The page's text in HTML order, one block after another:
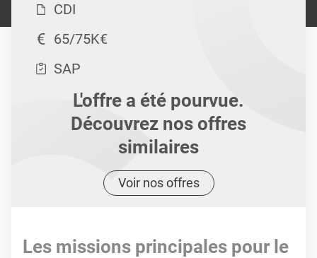
CDI
65/75K€
SAP
L'offre a été pourvue.
Découvrez nos offres
similaires
Voir nos offres
Les missions principales pour le